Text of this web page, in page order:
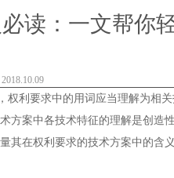
读：一文帮你
利要求中的用词应当理解为相关
方案中各技术特征的理解是创造
其在权利要求的技术方案中的含